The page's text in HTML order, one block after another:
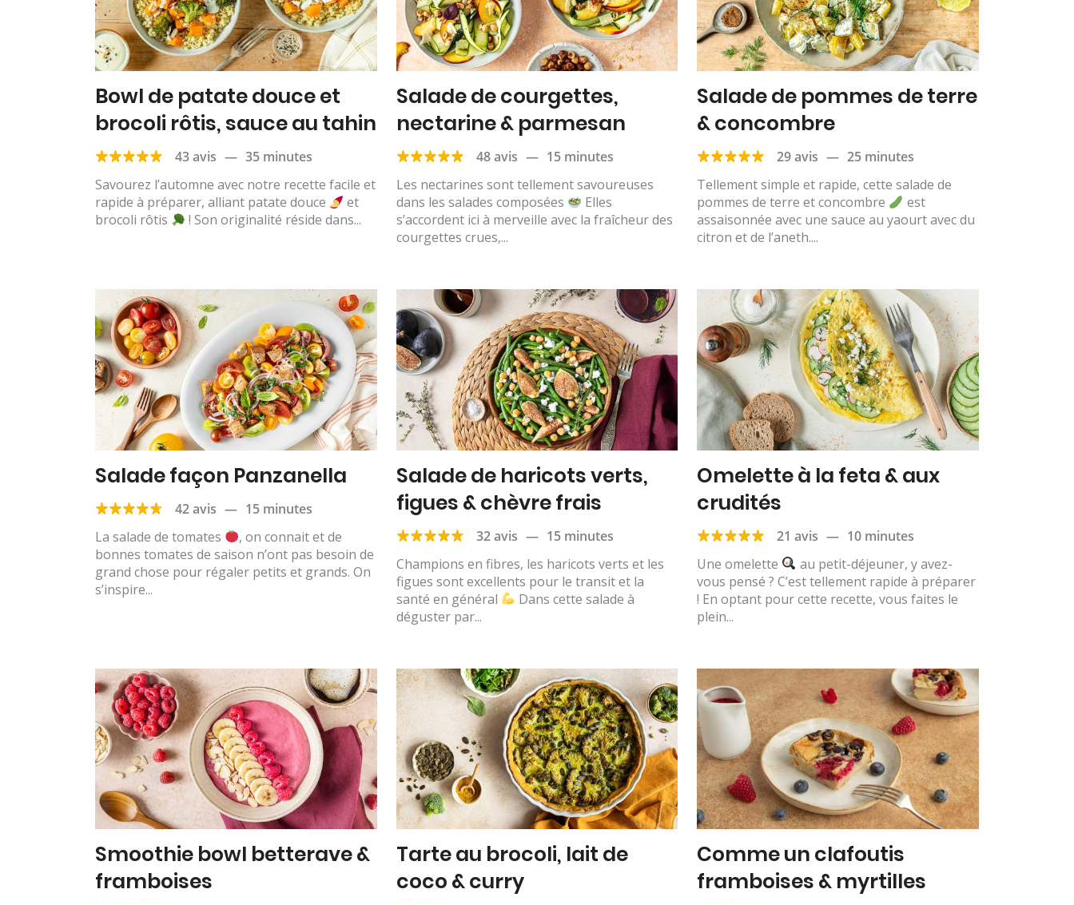
Bowl de patate douce et
brocoli rôtis, sauce au tahin
43 avis — 35 minutes
Savourez l’automne avec notre recette facile et
rapide à préparer, alliant patate douce
et
brocoli rôtis
! Son originalité réside dans...
Salade de courgettes,
nectarine & parmesan
48 avis — 15 minutes
Les nectarines sont tellement savoureuses
dans les salades composées
Elles
s’accordent ici à merveille avec la fraîcheur des
courgettes crues,...
Salade de pommes de terre
& concombre
29 avis — 25 minutes
Tellement simple et rapide, cette salade de
pommes de terre et concombre
est
assaisonnée avec une sauce au yaourt avec du
citron et de l’aneth....
Salade façon Panzanella
42 avis — 15 minutes
La salade de tomates
, on connait et de
bonnes tomates de saison n’ont pas besoin de
grand chose pour régaler petits et grands. On
s’inspire...
Salade de haricots verts,
figues & chèvre frais
32 avis — 15 minutes
Champions en fibres, les haricots verts et les
figues sont excellents pour le transit et la
santé en général
Dans cette salade à
déguster par...
Omelette à la feta & aux
crudités
21 avis — 10 minutes
Une omelette
au petit-déjeuner, y avez-
vous pensé ? C’est tellement rapide à préparer
! En optant pour cette recette, vous faites le
plein...
Smoothie bowl betterave &
framboises
Tarte au brocoli, lait de
coco & curry
Comme un clafoutis
framboises & myrtilles